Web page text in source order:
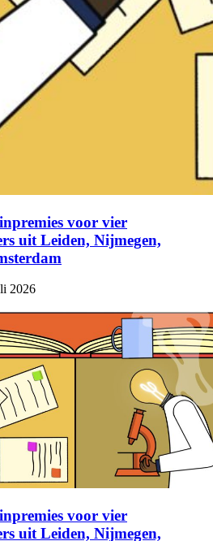
voor vier
uit Leiden, Nijmegen,
2026
voor vier
uit Leiden, Nijmegen,